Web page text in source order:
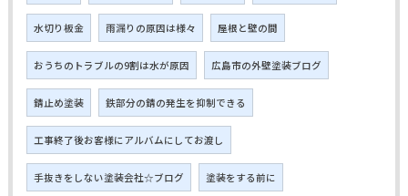
水切り板金 雨漏りの原因は様々 屋根と壁の間
おうちのトラブルの9割は水が原因 広島市の外壁塗装ブログ
錆止め塗装 鉄部分の錆の発生を抑制できる
工事終了後お客様にアルバムにしてお渡し
手抜きをしない塗装会社☆ブログ 塗装をする前に